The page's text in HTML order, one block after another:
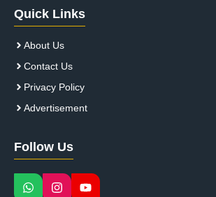
Quick Links
About Us
Contact Us
Privacy Policy
Advertisement
Follow Us